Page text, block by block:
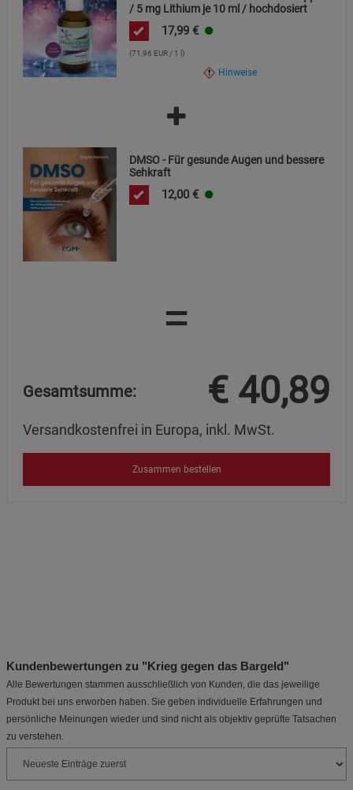
/ 5 mg Lithium je 10 ml / hochdosiert
17,99 €
(71,96 EUR / 1 l)
Hinweise
DMSO - Für gesunde Augen und bessere
Sehkraft
12,00 €
=
Gesamtsumme: € 40,89
Versandkostenfrei in Europa, inkl. MwSt.
Zusammen bestellen
Kundenbewertungen zu "Krieg gegen das Bargeld"
Alle Bewertungen stammen ausschließlich von Kunden, die das jeweilige
Produkt bei uns erworben haben. Sie geben individuelle Erfahrungen und
persönliche Meinungen wieder und sind nicht als objektiv geprüfte Tatsachen
zu verstehen.
Cookie-Informationenanzeigen
Datenschutzerklärung